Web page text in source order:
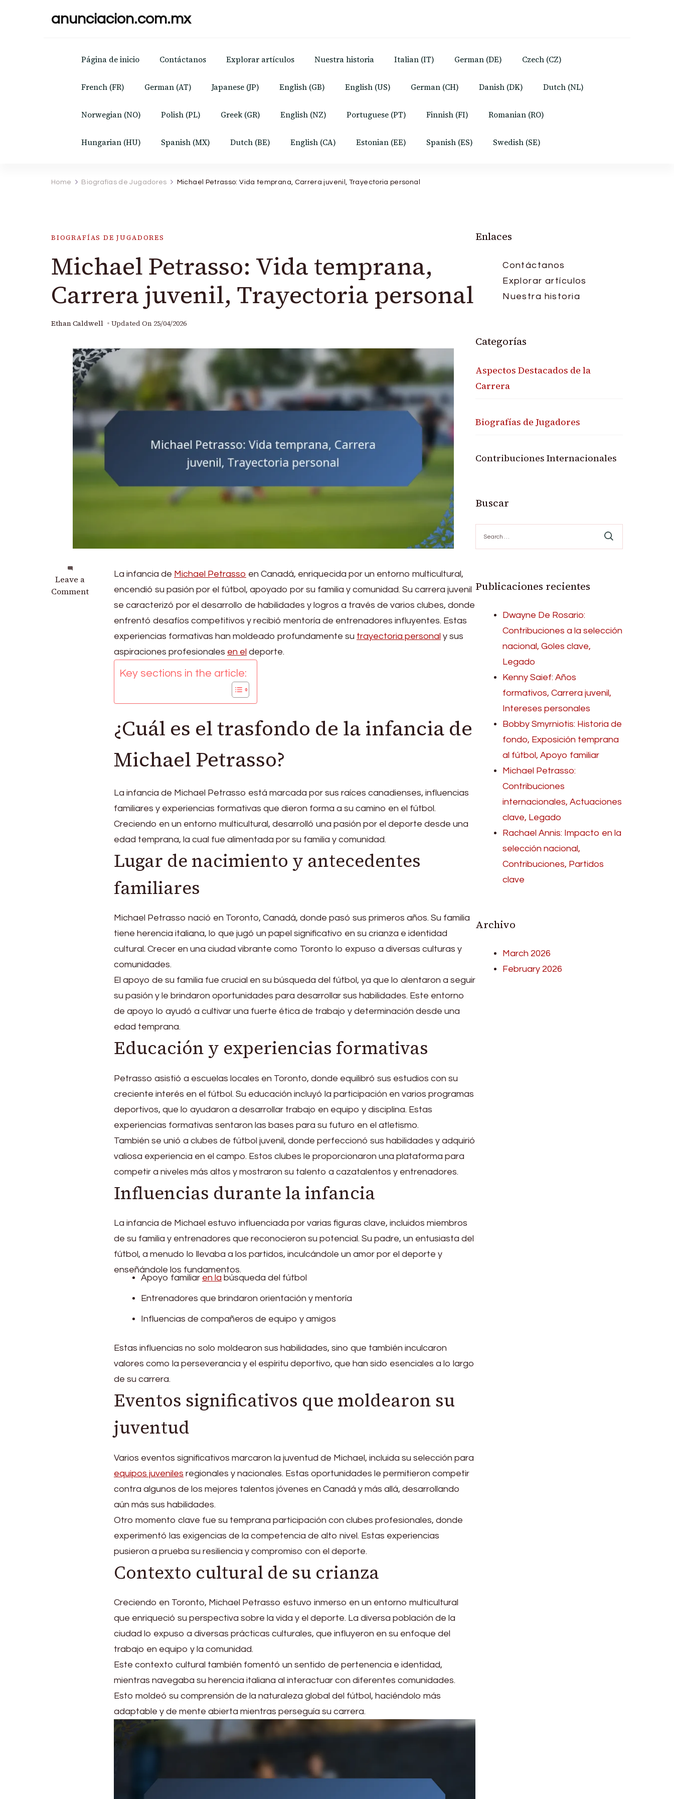
anunciacion.com.mx
Página de inicio Contáctanos Explorar artículos Nuestra historia Italian (IT) German (DE) Czech (CZ)
French (FR) German (AT) Japanese (JP) English (GB) English (US) German (CH) Danish (DK) Dutch (NL)
Norwegian (NO) Polish (PL) Greek (GR) English (NZ) Portuguese (PT) Finnish (FI) Romanian (RO)
Hungarian (HU) Spanish (MX) Dutch (BE) English (CA) Estonian (EE) Spanish (ES) Swedish (SE)
Home Biografías de Jugadores Michael Petrasso: Vida temprana, Carrera juvenil, Trayectoria personal
BIOGRAFÍAS DE JUGADORES
Michael Petrasso: Vida temprana,
Carrera juvenil, Trayectoria personal
Ethan Caldwell Updated On 25/04/2026
Leave a
Comment
on
Michael
Trayectoria
La infancia de Michael Petrasso en Canadá, enriquecida por un entorno multicultural,
encendió su pasión por el fútbol, apoyado por su familia y comunidad. Su carrera juvenil
se caracterizó por el desarrollo de habilidades y logros a través de varios clubes, donde
enfrentó desafíos competitivos y recibió mentoría de entrenadores influyentes. Estas
experiencias formativas han moldeado profundamente su trayectoria personal y sus
aspiraciones profesionales en el deporte.
Key sections in the article:
¿Cuál es el trasfondo de la infancia de
Michael Petrasso?
La infancia de Michael Petrasso está marcada por sus raíces canadienses, influencias
familiares y experiencias formativas que dieron forma a su camino en el fútbol.
Creciendo en un entorno multicultural, desarrolló una pasión por el deporte desde una
edad temprana, la cual fue alimentada por su familia y comunidad.
Lugar de nacimiento y antecedentes
familiares
Michael Petrasso nació en Toronto, Canadá, donde pasó sus primeros años. Su familia
tiene herencia italiana, lo que jugó un papel significativo en su crianza e identidad
cultural. Crecer en una ciudad vibrante como Toronto lo expuso a diversas culturas y
comunidades.
El apoyo de su familia fue crucial en su búsqueda del fútbol, ya que lo alentaron a seguir
su pasión y le brindaron oportunidades para desarrollar sus habilidades. Este entorno
de apoyo lo ayudó a cultivar una fuerte ética de trabajo y determinación desde una
edad temprana.
Educación y experiencias formativas
Petrasso asistió a escuelas locales en Toronto, donde equilibró sus estudios con su
creciente interés en el fútbol. Su educación incluyó la participación en varios programas
deportivos, que lo ayudaron a desarrollar trabajo en equipo y disciplina. Estas
experiencias formativas sentaron las bases para su futuro en el atletismo.
También se unió a clubes de fútbol juvenil, donde perfeccionó sus habilidades y adquirió
valiosa experiencia en el campo. Estos clubes le proporcionaron una plataforma para
competir a niveles más altos y mostraron su talento a cazatalentos y entrenadores.
Influencias durante la infancia
La infancia de Michael estuvo influenciada por varias figuras clave, incluidos miembros
de su familia y entrenadores que reconocieron su potencial. Su padre, un entusiasta del
fútbol, a menudo lo llevaba a los partidos, inculcándole un amor por el deporte y
enseñándole los fundamentos.
Apoyo familiar en la búsqueda del fútbol
Entrenadores que brindaron orientación y mentoría
Influencias de compañeros de equipo y amigos
Estas influencias no solo moldearon sus habilidades, sino que también inculcaron
valores como la perseverancia y el espíritu deportivo, que han sido esenciales a lo largo
de su carrera.
Eventos significativos que moldearon su
juventud
Varios eventos significativos marcaron la juventud de Michael, incluida su selección para
equipos juveniles regionales y nacionales. Estas oportunidades le permitieron competir
contra algunos de los mejores talentos jóvenes en Canadá y más allá, desarrollando
aún más sus habilidades.
Otro momento clave fue su temprana participación con clubes profesionales, donde
experimentó las exigencias de la competencia de alto nivel. Estas experiencias
pusieron a prueba su resiliencia y compromiso con el deporte.
Contexto cultural de su crianza
Creciendo en Toronto, Michael Petrasso estuvo inmerso en un entorno multicultural
que enriqueció su perspectiva sobre la vida y el deporte. La diversa población de la
ciudad lo expuso a diversas prácticas culturales, que influyeron en su enfoque del
trabajo en equipo y la comunidad.
Este contexto cultural también fomentó un sentido de pertenencia e identidad,
mientras navegaba su herencia italiana al interactuar con diferentes comunidades.
Esto moldeó su comprensión de la naturaleza global del fútbol, haciéndolo más
adaptable y de mente abierta mientras perseguía su carrera.
Enlaces
Contáctanos
Explorar artículos
Nuestra historia
Categorías
Aspectos Destacados de la
Carrera
Biografías de Jugadores
Contribuciones Internacionales
Buscar
for:
Publicaciones recientes
Dwayne De Rosario:
Contribuciones a la selección
nacional, Goles clave,
Legado
Kenny Saief: Años
formativos, Carrera juvenil,
Intereses personales
Bobby Smyrniotis: Historia de
fondo, Exposición temprana
al fútbol, Apoyo familiar
Michael Petrasso:
Contribuciones
internacionales, Actuaciones
clave, Legado
Rachael Annis: Impacto en la
selección nacional,
Contribuciones, Partidos
clave
Archivo
March 2026
February 2026